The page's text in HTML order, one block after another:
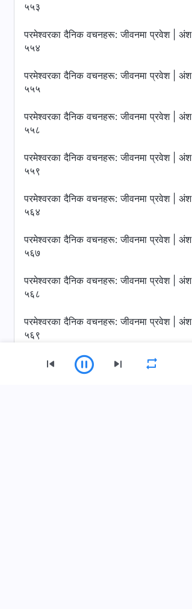
५५३
परमेश्‍वरका दैनिक वचनहरू: जीवनमा प्रवेश | अंश
५५४
परमेश्‍वरका दैनिक वचनहरू: जीवनमा प्रवेश | अंश
५५५
परमेश्‍वरका दैनिक वचनहरू: जीवनमा प्रवेश | अंश
५५८
परमेश्‍वरका दैनिक वचनहरू: जीवनमा प्रवेश | अंश
५५९
परमेश्‍वरका दैनिक वचनहरू: जीवनमा प्रवेश | अंश
५६४
परमेश्‍वरका दैनिक वचनहरू: जीवनमा प्रवेश | अंश
५६७
परमेश्‍वरका दैनिक वचनहरू: जीवनमा प्रवेश | अंश
५६८
परमेश्‍वरका दैनिक वचनहरू: जीवनमा प्रवेश | अंश
५६९
परमेश्‍वरका दैनिक वचनहरू: जीवनमा प्रवेश | अंश